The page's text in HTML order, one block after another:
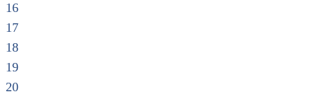
16
17
18
19
20